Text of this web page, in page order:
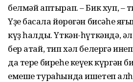
белмəй аптырап. – Бик хуп, –
Үҙе баҡсала йɵрɵгəн бисəһе
күҙ һалды. Үткəн-һүткəндə,
бер атай, тип хəл белергə
да тере биреһе кеүек күргəн
емеше тураһында ишетеп